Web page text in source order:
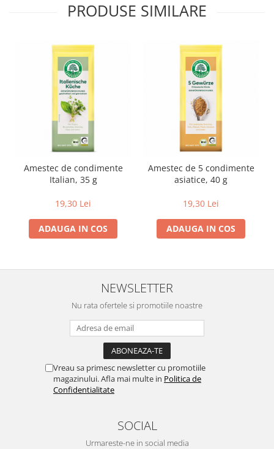
Lapte bio si bauturi vegetale
Sucuri din fructe si legume bio
Superalimente
Pudre proteice bio
Superalimente bio
Uleiuri, grasimi si otet
Ulei bio
Ulei de masline bio
Uleiuri esentiale alimentare bio
PRODUSE SIMILARE
Amestec de condimente
Italian, 35 g
19,30 Lei
ADAUGA IN COS
Amestec de 5 condimente
asiatice, 40 g
19,30 Lei
ADAUGA IN COS
NEWSLETTER
Nu rata ofertele si promotiile noastre
Vreau sa primesc newsletter cu promotiile
magazinului. Afla mai multe in Politica de
Confidentialitate
SOCIAL
Urmareste-ne in social media